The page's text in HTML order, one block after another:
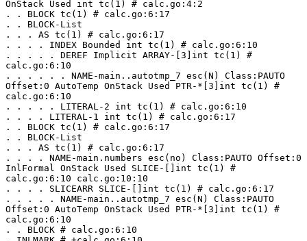
OnStack Used int tc(1) # calc.go:4:2
. . BLOCK tc(1) # calc.go:6:17
. . BLOCK-List
. . . AS tc(1) # calc.go:6:17
. . . . INDEX Bounded int tc(1) # calc.go:6:10
. . . . . DEREF Implicit ARRAY-[3]int tc(1) #
calc.go:6:10
. . . . . . NAME-main..autotmp_7 esc(N) Class:PAUTO
Offset:0 AutoTemp OnStack Used PTR-*[3]int tc(1) #
calc.go:6:10
. . . . . LITERAL-2 int tc(1) # calc.go:6:10
. . . . LITERAL-1 int tc(1) # calc.go:6:17
. . BLOCK tc(1) # calc.go:6:17
. . BLOCK-List
. . . AS tc(1) # calc.go:6:17
. . . . NAME-main.numbers esc(no) Class:PAUTO Offset:0
InlFormal OnStack Used SLICE-[]int tc(1) #
calc.go:6:10 calc.go:10:10
. . . . SLICEARR SLICE-[]int tc(1) # calc.go:6:17
. . . . . NAME-main..autotmp_7 esc(N) Class:PAUTO
Offset:0 AutoTemp OnStack Used PTR-*[3]int tc(1) #
calc.go:6:10
. . BLOCK # calc.go:6:10